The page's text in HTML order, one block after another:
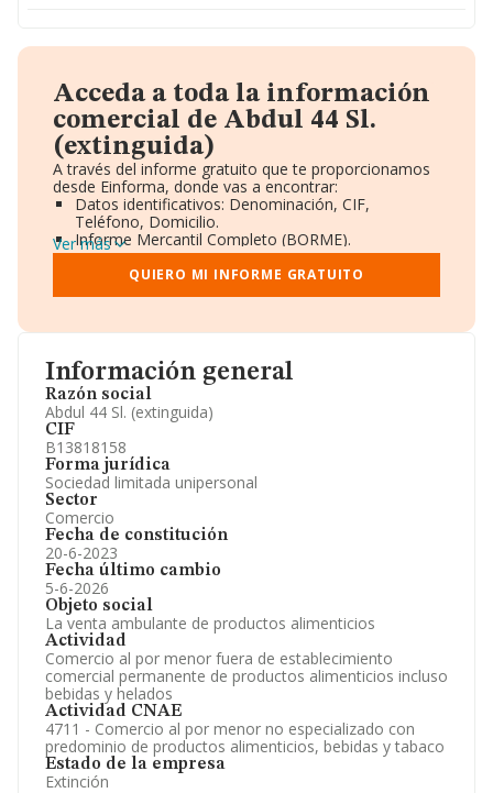
Información general
Razón social
Abdul 44 Sl. (extinguida)
CIF
B13818158
Forma jurídica
Sociedad limitada unipersonal
Sector
Comercio
Fecha de constitución
20-6-2023
Fecha último cambio
5-6-2026
Objeto social
La venta ambulante de productos alimenticios
Actividad
Comercio al por menor fuera de establecimiento
comercial permanente de productos alimenticios incluso
bebidas y helados
Actividad CNAE
4711 - Comercio al por menor no especializado con
predominio de productos alimenticios, bebidas y tabaco
Estado de la empresa
Extinción
Acceda a toda la información
comercial de Abdul 44 Sl.
(extinguida)
A través del informe gratuito que te proporcionamos
desde Einforma, donde vas a encontrar:
Datos identificativos: Denominación, CIF,
Teléfono, Domicilio.
Informe Mercantil Completo (BORME).
Gráficos de Evolución Ventas y Empleados.
Consejo de Administración y Administradores.
Directivos y Ejecutivos.
Información oficial y registral complementaria.
Ver más
QUIERO MI INFORME GRATUITO